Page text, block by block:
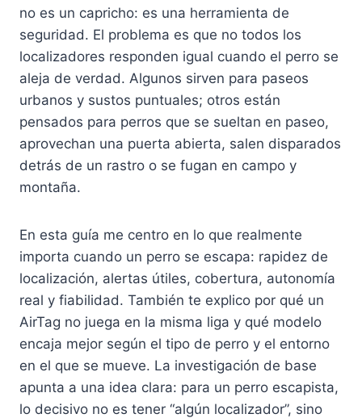
no es un capricho: es una herramienta de
seguridad. El problema es que no todos los
localizadores responden igual cuando el perro se
aleja de verdad. Algunos sirven para paseos
urbanos y sustos puntuales; otros están
pensados para perros que se sueltan en paseo,
aprovechan una puerta abierta, salen disparados
detrás de un rastro o se fugan en campo y
montaña.
En esta guía me centro en lo que realmente
importa cuando un perro se escapa: rapidez de
localización, alertas útiles, cobertura, autonomía
real y fiabilidad. También te explico por qué un
AirTag no juega en la misma liga y qué modelo
encaja mejor según el tipo de perro y el entorno
en el que se mueve. La investigación de base
apunta a una idea clara: para un perro escapista,
lo decisivo no es tener “algún localizador”, sino